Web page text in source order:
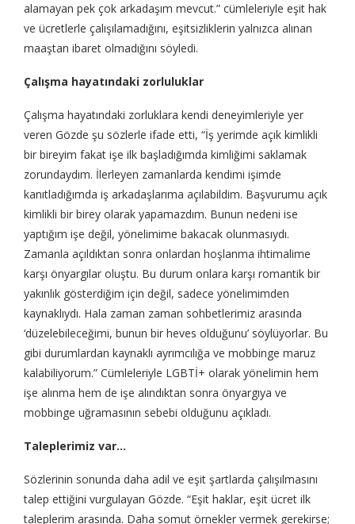
alamayan pek çok arkadaşım mevcut.” cümleleriyle eşit hak
ve ücretlerle çalışılamadığını, eşitsizliklerin yalnızca alınan
maaştan ibaret olmadığını söyledi.
Çalışma hayatındaki zorluluklar
Çalışma hayatındaki zorluklara kendi deneyimleriyle yer
veren Gözde şu sözlerle ifade etti, “İş yerimde açık kimlikli
bir bireyim fakat işe ilk başladığımda kimliğimi saklamak
zorundaydım. İlerleyen zamanlarda kendimi işimde
kanıtladığımda iş arkadaşlarıma açılabildim. Başvurumu açık
kimlikli bir birey olarak yapamazdım. Bunun nedeni ise
yaptığım işe değil, yönelimime bakacak olunmasıydı.
Zamanla açıldıktan sonra onlardan hoşlanma ihtimalime
karşı önyargılar oluştu. Bu durum onlara karşı romantik bir
yakınlık gösterdiğim için değil, sadece yönelimimden
kaynaklıydı. Hala zaman zaman sohbetlerimiz arasında
‘düzelebileceğimi, bunun bir heves olduğunu’ söylüyorlar. Bu
gibi durumlardan kaynaklı ayrımcılığa ve mobbinge maruz
kalabiliyorum.” Cümleleriyle LGBTİ+ olarak yönelimin hem
işe alınma hem de işe alındıktan sonra önyargıya ve
mobbinge uğramasının sebebi olduğunu açıkladı.
Taleplerimiz var…
Sözlerinin sonunda daha adil ve eşit şartlarda çalışılmasını
talep ettiğini vurgulayan Gözde. “Eşit haklar, eşit ücret ilk
taleplerim arasında. Daha somut örnekler vermek gerekirse;